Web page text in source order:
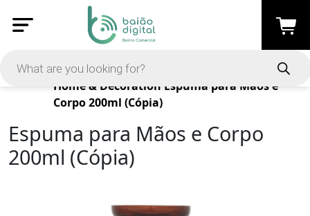
Products
Home & Decoration Espuma para Mãos e
Corpo 200ml (Cópia)
Espuma para Mãos e Corpo
200ml (Cópia)